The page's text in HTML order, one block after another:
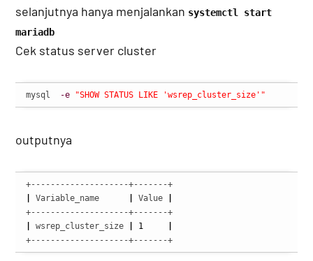
selanjutnya hanya menjalankan systemctl start
mariadb
Cek status server cluster
mysql -e "SHOW STATUS LIKE 'wsrep_cluster_size'"
outputnya
Variable_name Value
wsrep_cluster_size 1
+--------------------+-------+